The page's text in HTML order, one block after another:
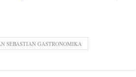
SEBASTIAN GASTRONOMIKA